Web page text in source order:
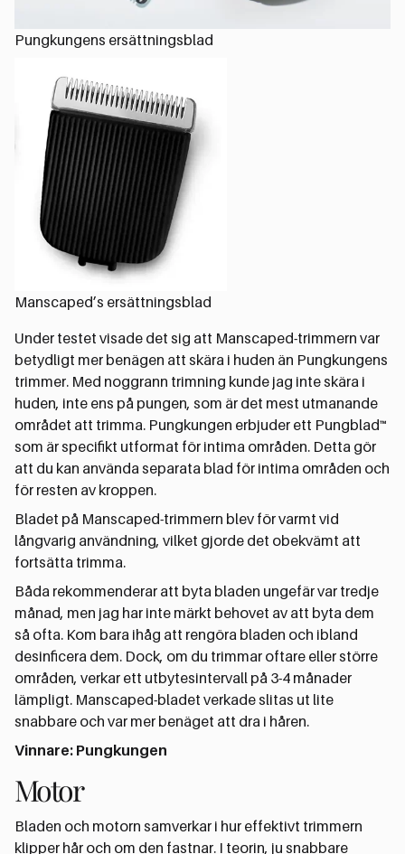
Pungkungens ersättningsblad
Manscaped’s ersättningsblad
Under testet visade det sig att Manscaped-trimmern var
betydligt mer benägen att skära i huden än Pungkungens
trimmer. Med noggrann trimning kunde jag inte skära i
huden, inte ens på pungen, som är det mest utmanande
området att trimma. Pungkungen erbjuder ett Pungblad™
som är specifikt utformat för intima områden. Detta gör
att du kan använda separata blad för intima områden och
för resten av kroppen.
Bladet på Manscaped-trimmern blev för varmt vid
långvarig användning, vilket gjorde det obekvämt att
fortsätta trimma.
Båda rekommenderar att byta bladen ungefär var tredje
månad, men jag har inte märkt behovet av att byta dem
så ofta. Kom bara ihåg att rengöra bladen och ibland
desinficera dem. Dock, om du trimmar oftare eller större
områden, verkar ett utbytesintervall på 3-4 månader
lämpligt. Manscaped-bladet verkade slitas ut lite
snabbare och var mer benäget att dra i håren.
Vinnare: Pungkungen
Motor
Bladen och motorn samverkar i hur effektivt trimmern
klipper hår och om den fastnar. I teorin, ju snabbare